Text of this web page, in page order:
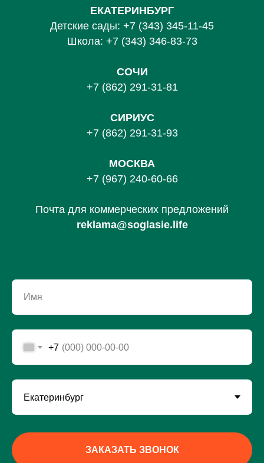
ЕКАТЕРИНБУРГ
Детские сады: +7 (343) 345-11-45
Школа: +7 (343) 346-83-73
СОЧИ
+7 (862) 291-31-81
СИРИУС
+7 (862) 291-31-93
МОСКВА
+7 (967) 240-60-66
Почта для коммерческих предложений
reklama@soglasie.life
Имя
+7
ЗАКАЗАТЬ ЗВОНОК